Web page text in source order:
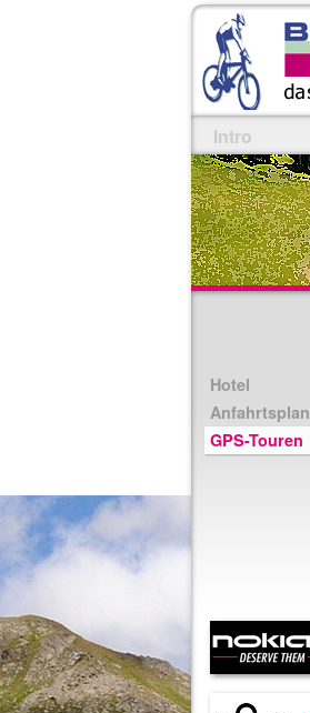
Intro
Hotel
Anfahrtsplan
GPS-Touren